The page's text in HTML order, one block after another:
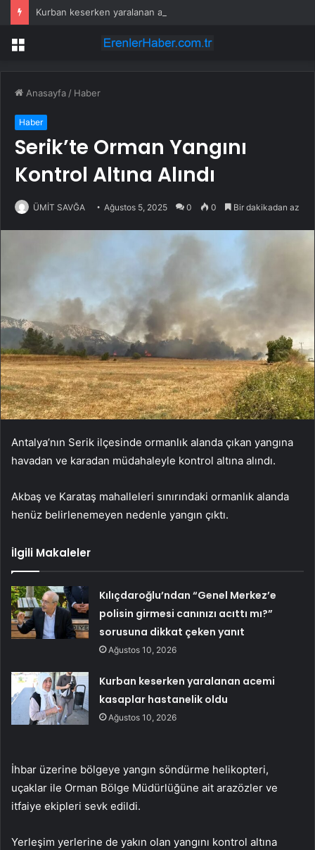
Kurban keserken yaralanan acemi kasaplar hastanelik oldu
Menü
Anasayfa / Haber
Haber
Serik’te Orman Yangını
Kontrol Altına Alındı
ÜMİT SAVĞA Ağustos 5, 2025 0 0 Bir dakikadan az
Antalya’nın Serik ilçesinde ormanlık alanda çıkan yangına
havadan ve karadan müdahaleyle kontrol altına alındı.
Akbaş ve Karataş mahalleleri sınırındaki ormanlık alanda
henüz belirlenemeyen nedenle yangın çıktı.
İlgili Makaleler
Kılıçdaroğlu’ndan “Genel Merkez’e
polisin girmesi canınızı acıttı mı?”
sorusuna dikkat çeken yanıt
Ağustos 10, 2026
Kurban keserken yaralanan acemi
kasaplar hastanelik oldu
Ağustos 10, 2026
İhbar üzerine bölgeye yangın söndürme helikopteri,
uçaklar ile Orman Bölge Müdürlüğüne ait arazözler ve
itfaiye ekipleri sevk edildi.
Yerleşim yerlerine de yakın olan yangını kontrol altına